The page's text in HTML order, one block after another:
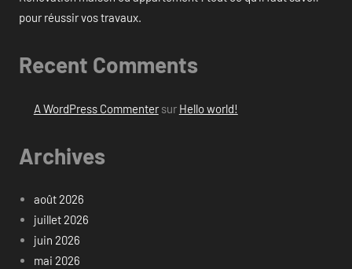
pour réussir vos travaux.
Recent Comments
A WordPress Commentersur Hello world!
Archives
août 2026
juillet 2026
juin 2026
mai 2026